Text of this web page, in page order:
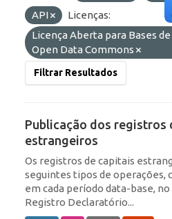
API
Licenças:
Licença Aberta para Bases
Open Data Commons
Filtrar Resultados
Publicação dos registros
estrangeiros
Os registros de capitais
seguintes tipos de operações,
em cada período data-base,
Registro Declaratório...